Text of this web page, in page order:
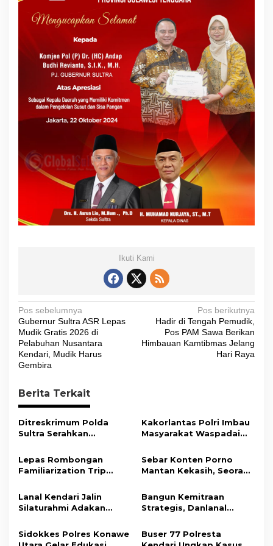
Ikuti Kami
N
a
v
i
a
s
i
o
Pos sebelumnya
Gubernur Sultra ASR Lepas
Mudik Gratis 2026 di
Pelabuhan Nusantara
Kendari, Mudik Harus
Gembira
Pos berikutnya
Hadir di Tengah Pemudik,
Pos PAM Sawa Berikan
Himbauan Kamtibmas Jelang
Hari Raya
Berita Terkait
Ditreskrimum Polda
Sultra Serahkan
Bukti Kasus Dugaan
Penyelenggaraan
Perjalanan Ibadah Umrah
Kakorlantas Polri Imbau
Masyarakat Waspadai
Baru
Lepas Rombongan
Familiarization Trip
Promosikan Wisata dan
Gerakkan Ekonomi
Sebar Konten Porno
Mantan Kekasih, Seorang
Tahun Penjara
Lanal Kendari Jalin
Silaturahmi Adakan
Bersama Insan Pers.
Bangun Kemitraan
Strategis, Danlanal
Wujudkan Informasi
Objektif dan Berimbang
Sidokkes Polres Konawe
Buser 77 Polresta